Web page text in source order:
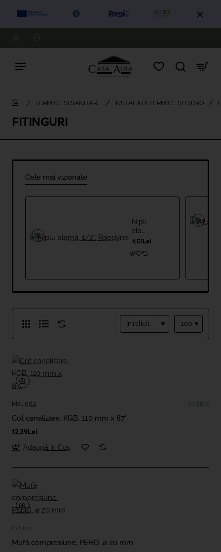
FITINGURI
TERMICE ȘI SANITARE INSTALAȚII TERMICE ȘI HIDRO
Cele mai vizionate
Niplu
alamă,
1/2",
4,51Lei
Melinda In Stoc
Cot canalizare, KGB, 110 mm x 87°
12,39Lei
Adaugă în Coş
In Stoc
Mufă compresiune, PEHD, ⌀ 20 mm